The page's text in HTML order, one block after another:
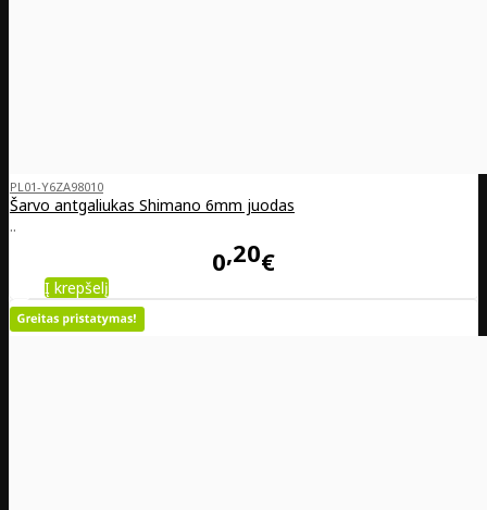
PL01-Y6ZA98010
Šarvo antgaliukas Shimano 6mm juodas
..
0 20€
Į krepšelį